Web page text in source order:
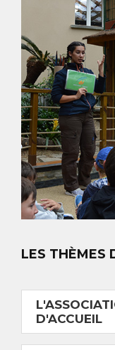
LES THÈMES
D'ACCUEIL